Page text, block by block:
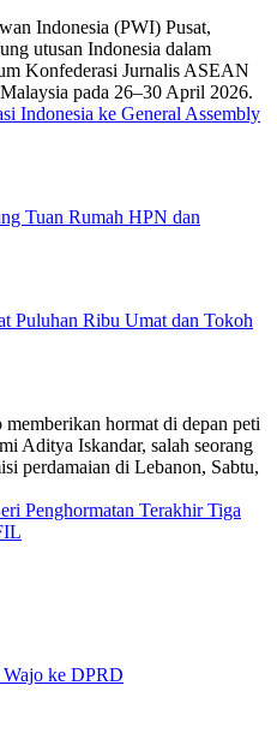
Indonesia ke General Assembly
Tuan Rumah HPN dan
Puluhan Ribu Umat dan Tokoh
Penghormatan Terakhir Tiga
ke DPRD